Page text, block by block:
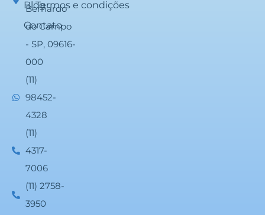
Bernardo
do Campo
- SP, 09616-
000
(11)
98452-
4328
(11)
4317-
7006
(11) 2758-
3950
Blog
Contato
Termos e condições